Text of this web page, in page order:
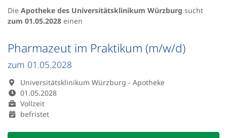
Pharmazeut im Praktikum (m/w/d)
zum 01.05.2028
Universitätsklinikum Würzburg - Apotheke
01.05.2028
Vollzeit
befristet
Die Apotheke des Universitätsklinikum Würzburg sucht
zum 01.05.2028 einen